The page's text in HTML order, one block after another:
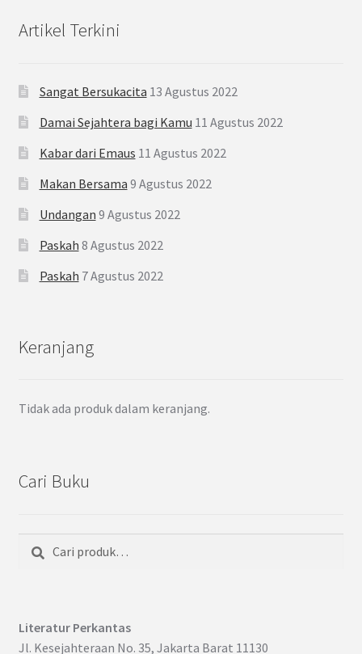
Artikel Terkini
Sangat Bersukacita 13 Agustus 2022
Damai Sejahtera bagi Kamu 11 Agustus 2022
Kabar dari Emaus 11 Agustus 2022
Makan Bersama 9 Agustus 2022
Undangan 9 Agustus 2022
Paskah 8 Agustus 2022
Paskah 7 Agustus 2022
Keranjang
Tidak ada produk dalam keranjang.
Cari Buku
Pencarian
Literatur Perkantas
Jl. Kesejahteraan No. 35, Jakarta Barat 11130